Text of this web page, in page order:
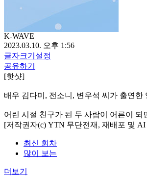
K-WAVE
2023.03.10. 오후 1:56
글자크기설정
공유하기
[핫샷]
배우 김다미, 전소니, 변우석 씨가 출연한
어린 시절 친구가 된 두 사람이 어른이
[저작권자(c) YTN 무단전재, 재배포 및
최신 회차
많이 보는
더보기